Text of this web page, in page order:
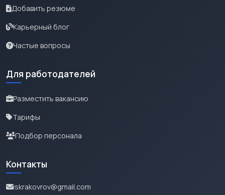
Добавить резюме
Карьерный блог
Частые вопросы
Для работодателей
Разместить вакансию
Тарифы
Подбор персонала
Контакты
iskrakovrov@gmail.com